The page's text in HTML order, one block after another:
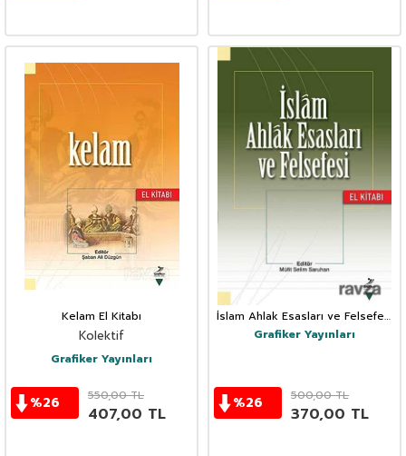
Kelam El Kitabı
Kolektif
Grafiker Yayınları
%26 550,00TL
407,00 TL
İslam Ahlak Esasları ve Felsefesi
El Kitabı
Grafiker Yayınları
%26 500,00TL
370,00 TL